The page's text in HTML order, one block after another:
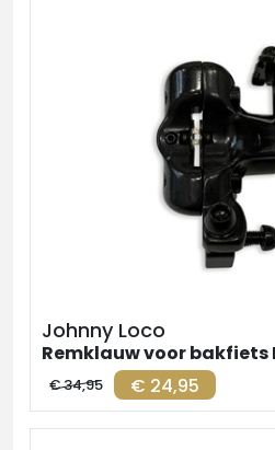
Johnny Loco
€ 24,95
€ 34,95